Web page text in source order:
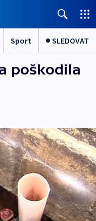
Sport SLEDOVAT
poškodila